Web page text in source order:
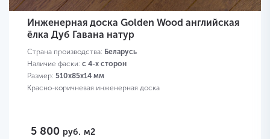
Инженерная доска Golden Wood английская
ёлка Дуб Гавана натур
Страна производства: Беларусь
Наличие фаски: с 4-х сторон
Размер: 510х85х14 мм
Красно-коричневая инженерная доска
5 800 руб. м2